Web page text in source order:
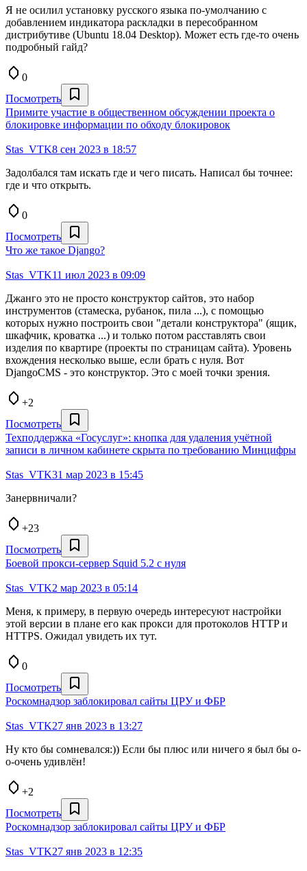
Я не осилил установку русского языка по-умолчанию с
добавлением индикатора раскладки в пересобранном
дистрибутиве (Ubuntu 18.04 Desktop). Может есть где-то очень
подробный гайд?
0
Посмотреть
Примите участие в общественном обсуждении проекта о
блокировке информации по обходу блокировок
Stas_VTK8 сен 2023 в 18:57
Задолбался там искать где и чего писать. Написал бы точнее:
где и что открыть.
0
Посмотреть
Что же такое Django?
Stas_VTK11 июл 2023 в 09:09
Джанго это не просто конструктор сайтов, это набор
инструментов (стамеска, рубанок, пила ...), с помощью
которых нужно построить свои "детали конструктора" (ящик,
шкафчик, кроватка ...) и только потом расставлять свои
изделия по квартире (проекты по страницам сайта). Уровень
вхождения несколько выше, если брать с нуля. Вот
DjangoCMS - это конструктор. Это с моей точки зрения.
+2
Посмотреть
Техподдержка «Госуслуг»: кнопка для удаления учётной
записи в личном кабинете скрыта по требованию Минцифры
Stas_VTK31 мар 2023 в 15:45
Занервничали?
+23
Посмотреть
Боевой прокси-сервер Squid 5.2 с нуля
Stas_VTK2 мар 2023 в 05:14
Меня, к примеру, в первую очередь интересуют настройки
этой версии в плане его как прокси для протоколов HTTP и
HTTPS. Ожидал увидеть их тут.
0
Посмотреть
Роскомнадзор заблокировал сайты ЦРУ и ФБР
Stas_VTK27 янв 2023 в 13:27
Ну кто бы сомневался:)) Если бы плюс или ничего я был бы о-
о-очень удивлён!
+2
Посмотреть
Роскомнадзор заблокировал сайты ЦРУ и ФБР
Stas_VTK27 янв 2023 в 12:35